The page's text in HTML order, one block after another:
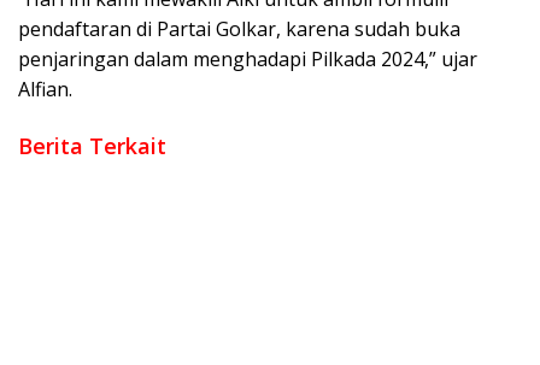
pendaftaran di Partai Golkar, karena sudah buka
penjaringan dalam menghadapi Pilkada 2024,” ujar
Alfian.
Berita Terkait